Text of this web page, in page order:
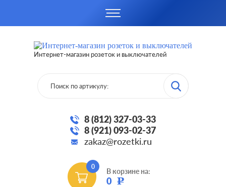
Интернет-магазин розеток и выключателей
8 (812) 327-03-33
8 (921) 093-02-37
zakaz@rozetki.ru
0
В корзине на:
0 Р